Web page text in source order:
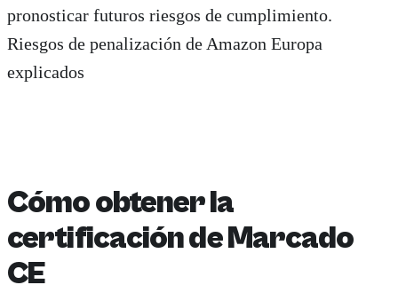
pronosticar futuros riesgos de cumplimiento.
Riesgos de penalización de Amazon Europa
explicados
Cómo obtener la
certificación de Marcado
CE